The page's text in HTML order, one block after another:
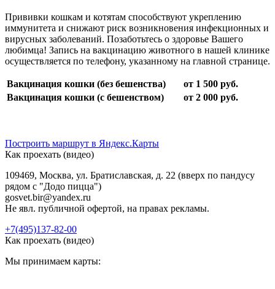
Прививки кошкам и котятам способствуют укреплению
иммунитета и снижают риск возникновения инфекционных и
вирусных заболеваний. Позаботьтесь о здоровье Вашего
любимца! Запись на вакцинацию животного в нашей клинике
осуществляется по телефону, указанному на главной странице.
Вакцинация кошки (без бешенства)
от 1 500 руб.
Вакцинация кошки (с бешенством)
от 2 000 руб.
Построить маршрут в Яндекс.Карты
Как проехать (видео)
109469, Москва, ул. Братиславская, д. 22 (вверх по пандусу
рядом с "Додо пицца")
gosvet.bir@yandex.ru
Не явл. публичной офертой, на правах рекламы.
+7(495)137-82-00
Как проехать (видео)
Мы принимаем карты: